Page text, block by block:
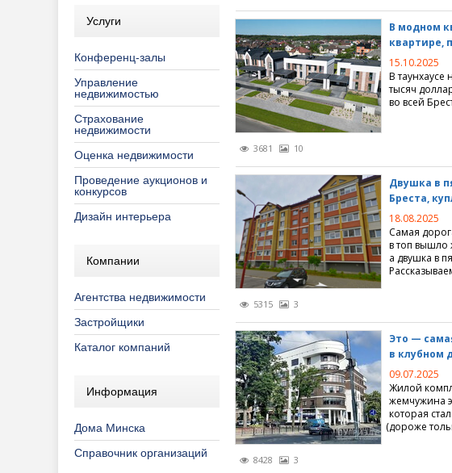
Услуги
Конференц-залы
Управление
недвижимостью
Страхование
недвижимости
Оценка недвижимости
Проведение аукционов и
конкурсов
Дизайн интерьера
Компании
Агентства недвижимости
Застройщики
Каталог компаний
Информация
Дома Минска
Справочник организаций
Ставки арендной платы на
Торговые центры
Обзор рынка недвижимости
Общество
Программы для покупателей
Распродажи
Специальные предложения
Специальные проекты
Фоторепортажи
Эксклюзив Realt.by
Новости сайта
Общественные объединения
Печатные издания
ПО "Аренда" 3.0
Полезно знать
Продвижение сайта
Реклама в интернет
Выставки
Конференции
Семинары
Турниры
Статистика, аналитика,
Еженедельные мониторинги
Обзоры загородной
Обзоры рынка аренды
Тенденции и итоги
Страхование недвижимости
Строительство и ремонт
Консультации по
Строительные компании
Управление недвижимостью
3681 10
В модном
квартире,
15.10.2025
В таунхаусе
тысяч
во всей
5315 3
Двушка в
Бреста,
18.08.2025
Самая
в топ вышло
а двушка в
8428 3
Это —
в клубном
09.07.2025
Жилой
жемчужина
которая
(дороже